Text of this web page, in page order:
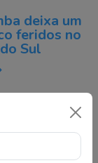
deixa um
feridos no
Sul
morre após
na BR-